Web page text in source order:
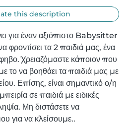
this description
για έναν αξιόπιστο Babysitter
φροντίσει τα 2 παιδιά μας, ένα
Χρειαζόμαστε κάποιον που
το να βοηθάει τα παιδιά μας με
Επίσης, είναι σημαντικό ο/η
σε παιδιά με ειδικές
Μη διστάσετε να
για να κλείσουμε..